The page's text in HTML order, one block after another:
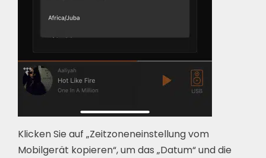
Klicken Sie auf „Zeitzoneneinstellung vom
Mobilgerät kopieren“, um das „Datum“ und die